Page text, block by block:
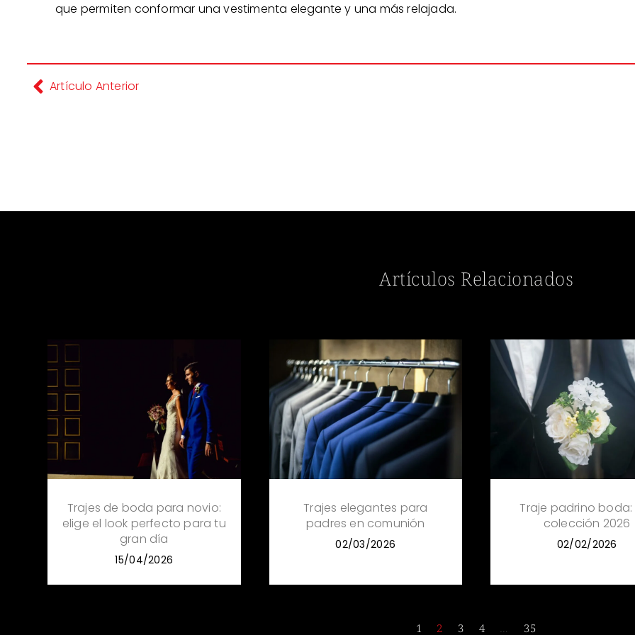
que permiten conformar una vestimenta elegante y una más relajada.
Artículo Anterior
Artículos Relacionados
Trajes de boda para novio:
elige el look perfecto para tu
gran día
15/04/2026
Trajes elegantes para
padres en comunión
02/03/2026
Traje padrino boda:
colección 2026
02/02/2026
1 2 3 4 35